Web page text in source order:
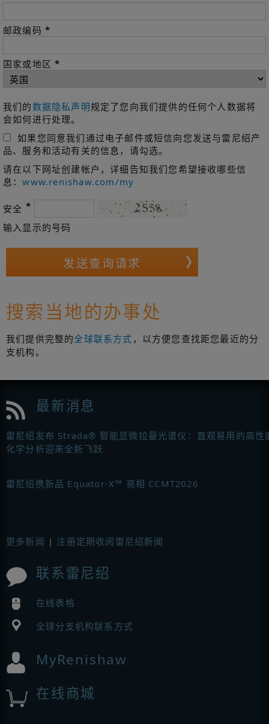
邮政编码 *
国家或地区*
我们的数据隐私声明规定了您向我们提供的任何个人数据将
会如何进行处理。
如果您同意我们通过电子邮件或短信向您发送与雷尼绍产
品、服务和活动有关的信息，请勾选。
请在以下网址创建帐户，详细告知我们您希望接收哪些信
息：www.renishaw.com/my
安全 *
输入显示的号码
搜索当地的办事处
我们提供完整的全球联系方式 ，以方便您查找距您最近的分
支机构。
最新消息
雷尼绍发布 Strada® 智能显微拉曼光谱仪：直观易用的高性
化学分析迎来全新飞跃
雷尼绍携新品 Equator-X™ 亮相 CCMT2026
更多新闻 | 注册定期收阅雷尼绍新闻
联系雷尼绍
在线表格
全球分支机构联系方式
MyRenishaw
在线商城